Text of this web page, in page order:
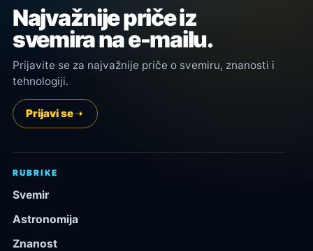
Najvažnije priče iz
svemira na e-mailu.
Prijavite se za najvažnije priče o svemiru, znanosti i
tehnologiji.
Prijavi se
RUBRIKE
Svemir
Astronomija
Znanost